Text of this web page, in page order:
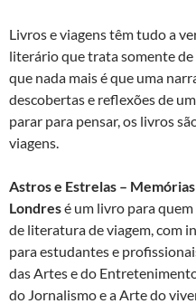
Livros e viagens têm tudo a
literário que trata somente
que nada mais é que uma
descobertas e reflexões de
parar para pensar, os livros
viagens.
Astros e Estrelas –
Londresé um livro para
de literatura de viagem, com
para estudantes e
das Artes e do
do Jornalismo e a Arte do